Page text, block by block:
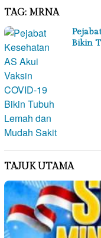
TAG: MRNA
Bikin
TAJUK UTAMA